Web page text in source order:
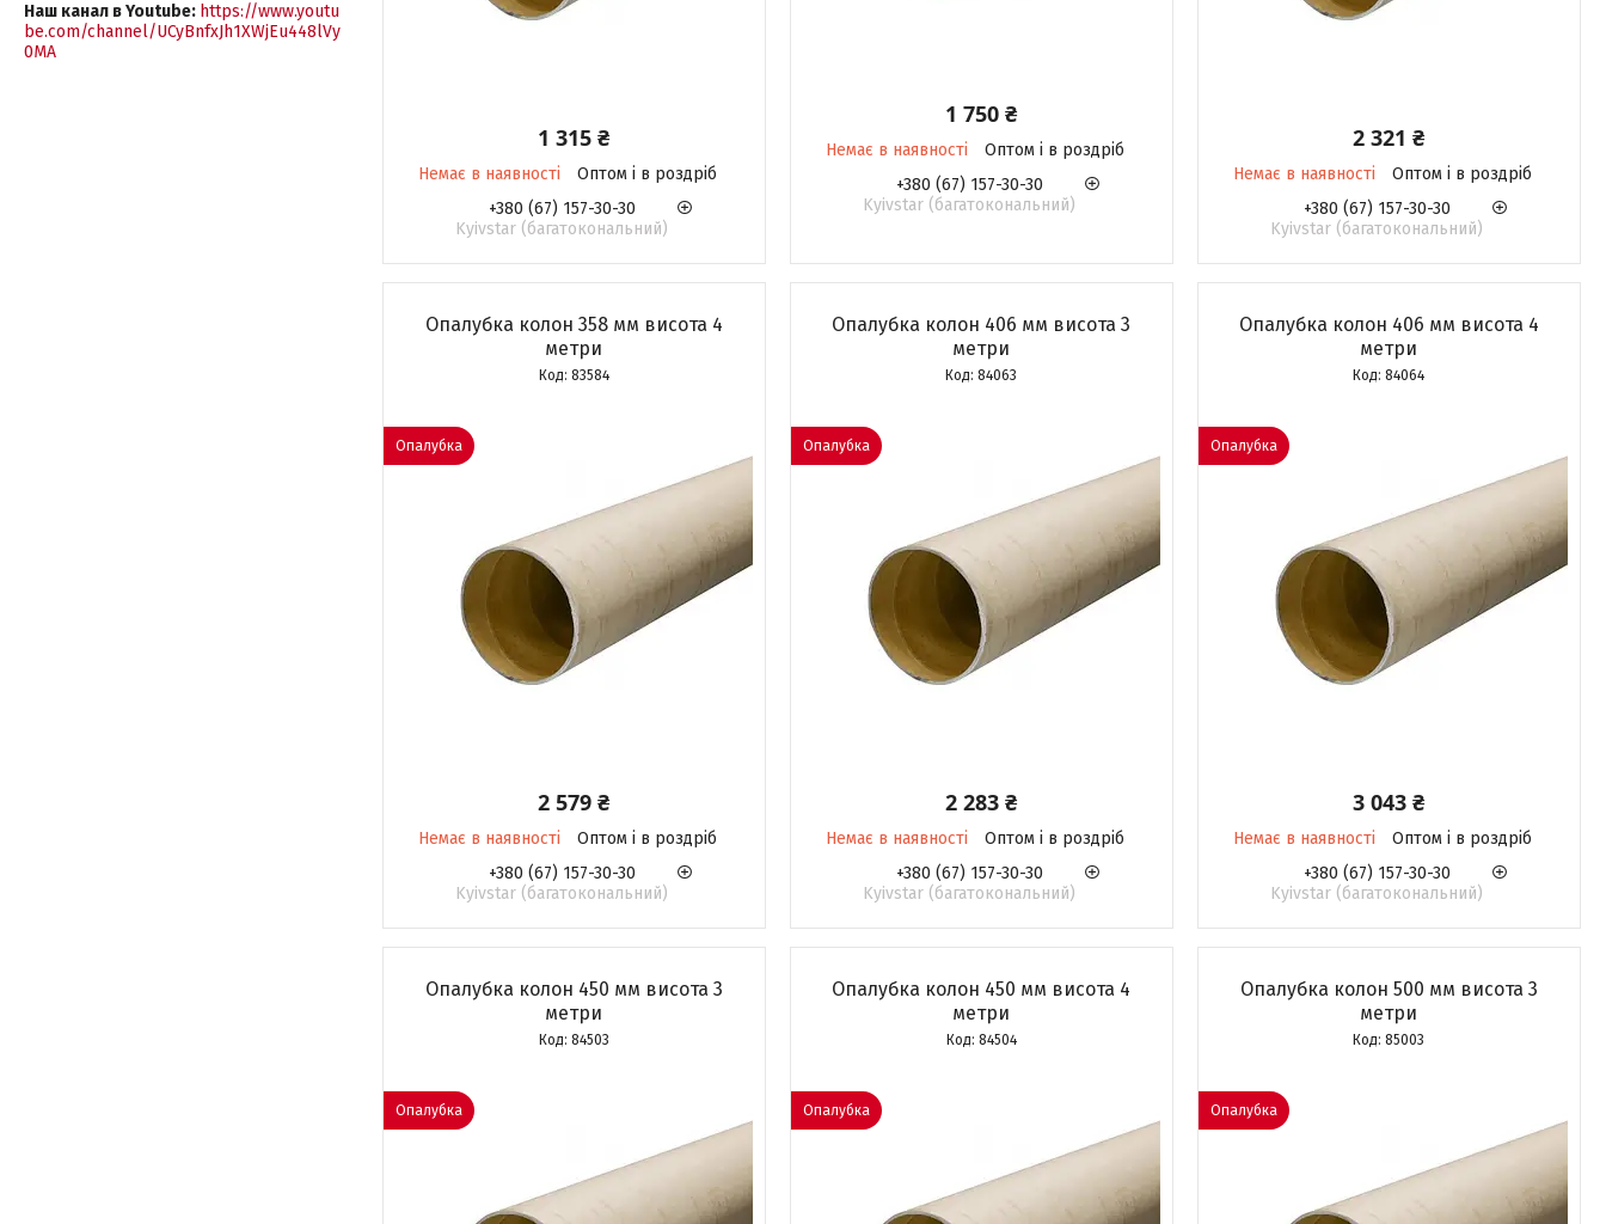
1 315 ₴
Немає в наявності
Оптом і в роздріб
+380 (67) 157-30-30
Kyivstar (багатокональний)
1 750 ₴
Немає в наявності
Оптом і в роздріб
+380 (67) 157-30-30
Kyivstar (багатокональний)
2 321 ₴
Немає в наявності
Оптом і в роздріб
+380 (67) 157-30-30
Kyivstar (багатокональний)
Опалубка колон 358 мм висота 4
метри
83584
Опалубка
2 579 ₴
Немає в наявності
Оптом і в роздріб
+380 (67) 157-30-30
Kyivstar (багатокональний)
Опалубка колон 406 мм висота 3
метри
84063
Опалубка
2 283 ₴
Немає в наявності
Оптом і в роздріб
+380 (67) 157-30-30
Kyivstar (багатокональний)
Опалубка колон 406 мм висота 4
метри
84064
Опалубка
3 043 ₴
Немає в наявності
Оптом і в роздріб
+380 (67) 157-30-30
Kyivstar (багатокональний)
Опалубка колон 450 мм висота 3
метри
84503
Опалубка
Опалубка колон 450 мм висота 4
метри
84504
Опалубка
Опалубка колон 500 мм висота 3
метри
85003
Опалубка
Наш канал в Youtube https://www.youtu
be.com/channel/UCyBnfxJh1XWjEu448lVy
0MA